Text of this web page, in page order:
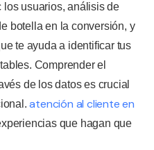
los usuarios, análisis de
botella en la conversión, y
te ayuda a identificar tus
Comprender el
de los datos es crucial
atención al cliente en
que hagan que